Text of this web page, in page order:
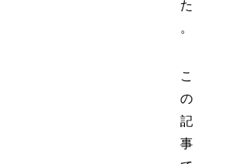
た
。
こ
の
記
事